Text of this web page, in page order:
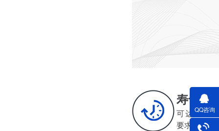
寿命
可达500-
要求可达
QQ咨询